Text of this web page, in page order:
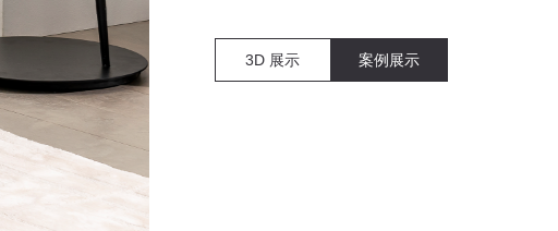
3D 展示 案例展示